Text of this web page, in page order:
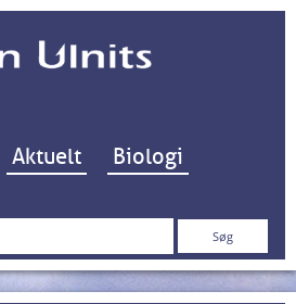
Hop til indhold
Aktuelt Biologi